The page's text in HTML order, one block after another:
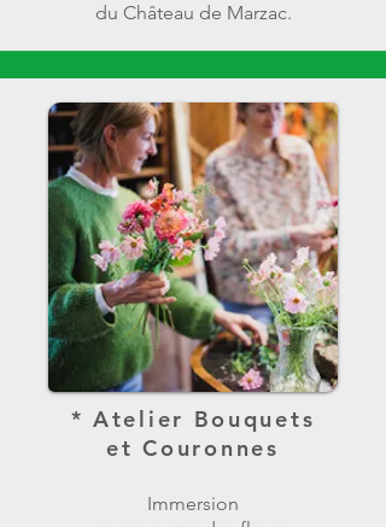
du Château de Marzac.
* Atelier Bouquets
et Couronnes
Immersion